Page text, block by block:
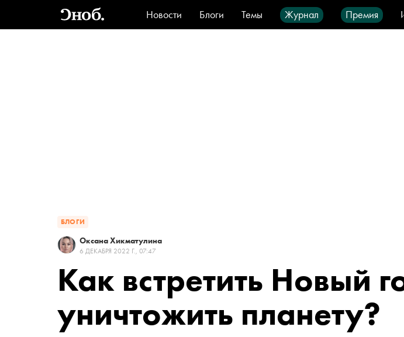
Новости Блоги Темы Журнал Премия
Стиль
Видео Город IT-продукты
БЛОГИ
Оксана Хикматулина
6 ДЕКАБРЯ 2022 Г., 07:47
Как встретить Новый
уничтожить планету?